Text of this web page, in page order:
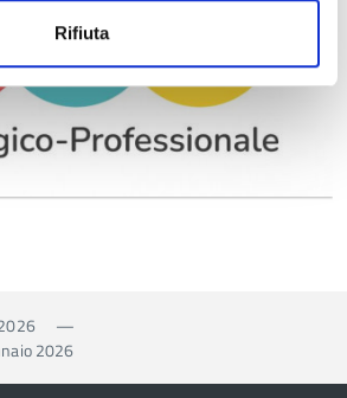
Rifiuta
—
2026